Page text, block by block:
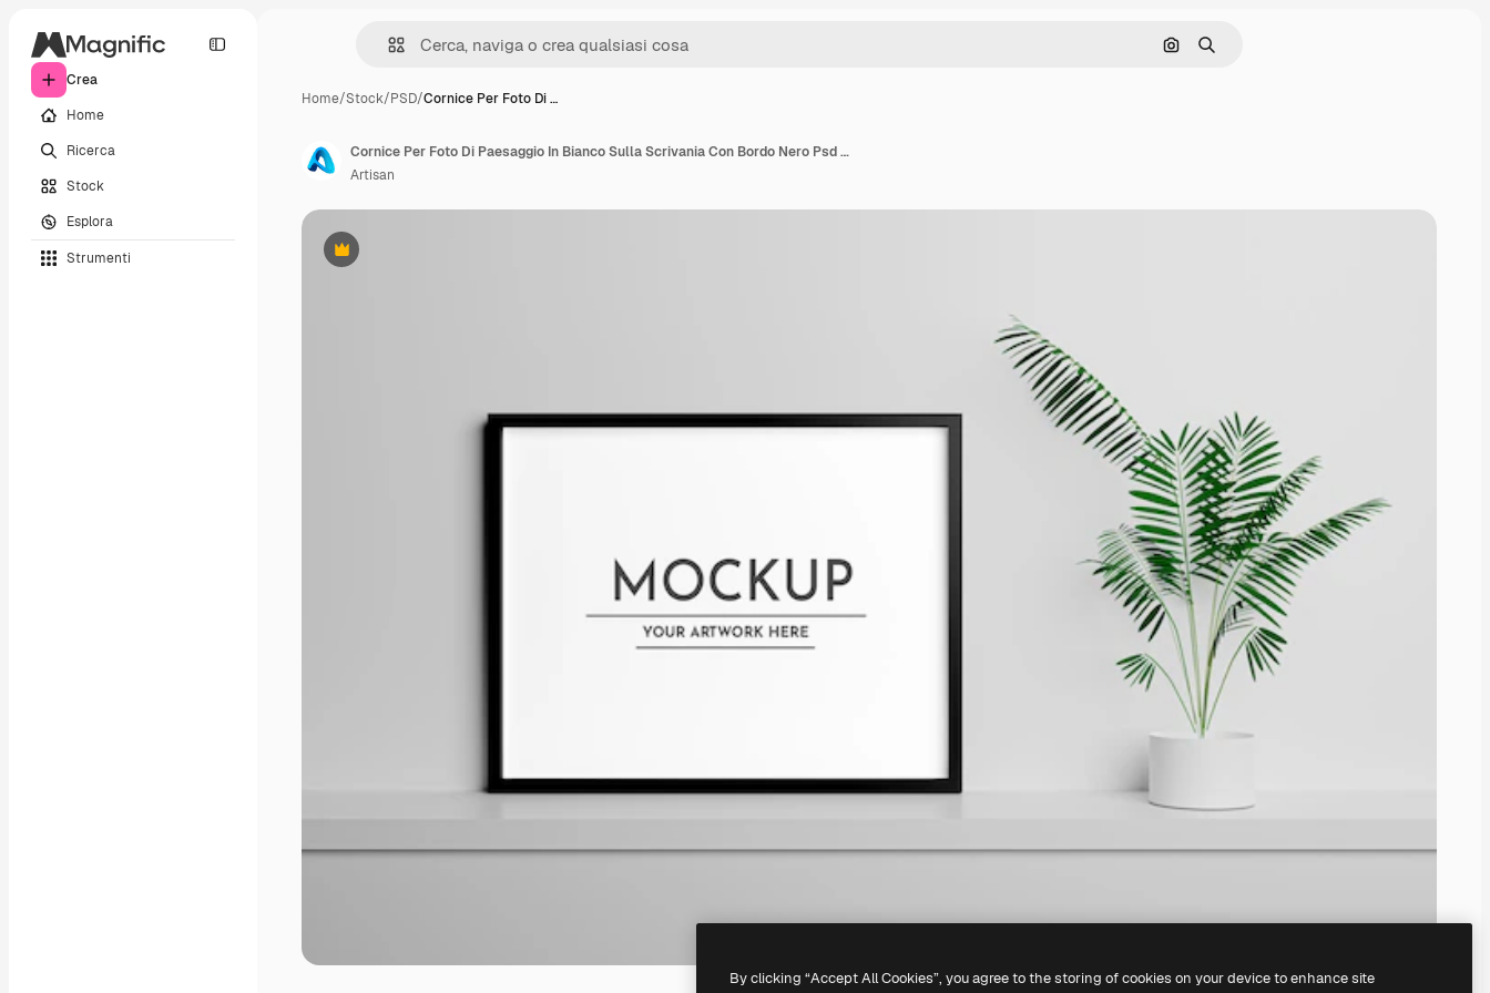
Crea
Home
Ricerca
Stock
Esplora
Strumenti
Cerca per immagine
Ricerca
Home/Stock/PSD/Cornice Per Foto Di …
Premium
Cornice Per Foto Di Paesaggio In Bianco Sulla Scrivania Con Bordo Nero Psd Premium
Artisan
By clicking “Accept All Cookies”, you agree to the storing of cookies on your device to enhance site